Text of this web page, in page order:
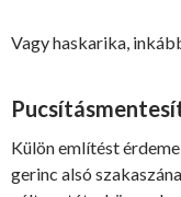
Vagy haskarika,
Külön említést
gerinc alsó